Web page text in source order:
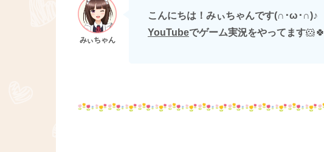
こんにちは！みぃちゃんです(∩･ω･∩)♪
YouTubeでゲーム実況をやってます🐹🍀